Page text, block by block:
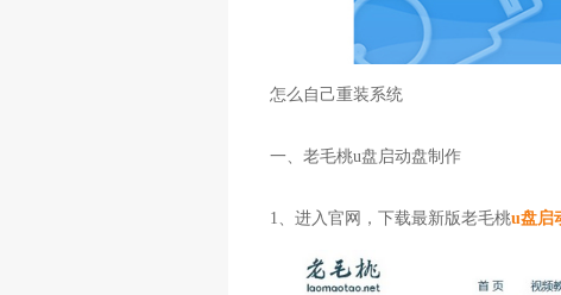
怎么自己重装系统
一、老毛桃u盘启动盘制作
1、进入官网，下载最新版老毛桃u盘启